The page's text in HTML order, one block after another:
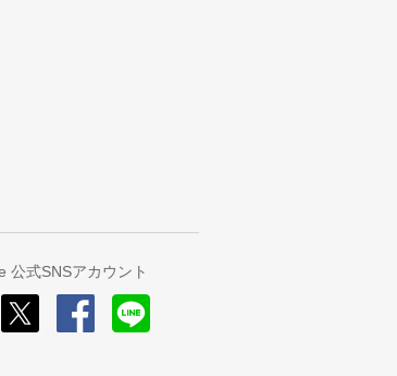
公式SNSアカウント